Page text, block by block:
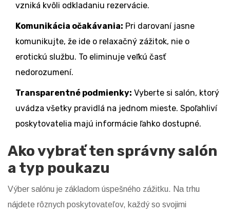
vzniká kvôli odkladaniu rezervácie.
Komunikácia očakávania: Pri darovaní jasne
komunikujte, že ide o relaxačný zážitok, nie o
erotickú službu. To eliminuje veľkú časť
nedorozumení.
Transparentné podmienky: Vyberte si salón, ktorý
uvádza všetky pravidlá na jednom mieste. Spoľahliví
poskytovatelia majú informácie ľahko dostupné.
Ako vybrať ten správny salón
a typ poukazu
Výber salónu je základom úspešného zážitku. Na trhu
nájdete rôznych poskytovateľov, každý so svojimi